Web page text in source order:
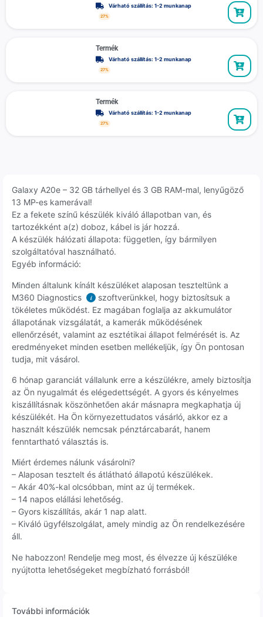
Várható szállítás: 1-2 munkanap
27%
Termék
Várható szállítás: 1-2 munkanap
27%
Termék
Várható szállítás: 1-2 munkanap
27%
Galaxy A20e – 32 GB tárhellyel és 3 GB RAM-mal, lenyűgöző
13 MP-es kamerával!
Ez a fekete színű készülék kiváló állapotban van, és
tartozékként a(z) doboz, kábel is jár hozzá.
A készülék hálózati állapota: független, így bármilyen
szolgáltatóval használható.
Egyéb információ:
Minden általunk kínált készüléket alaposan teszteltünk a
M360 Diagnostics
i
szoftverünkkel, hogy biztosítsuk a
tökéletes működést. Ez magában foglalja az akkumulátor
állapotának vizsgálatát, a kamerák működésének
ellenőrzését, valamint az esztétikai állapot felmérését is. Az
eredményeket minden esetben mellékeljük, így Ön pontosan
tudja, mit vásárol.
6 hónap garanciát vállalunk erre a készülékre, amely biztosítja
az Ön nyugalmát és elégedettségét. A gyors és kényelmes
kiszállításnak köszönhetően akár másnapra megkaphatja új
készülékét. Ha Ön környezettudatos vásárló, akkor ez a
használt készülék nemcsak pénztárcabarát, hanem
fenntartható választás is.
Miért érdemes nálunk vásárolni?
– Alaposan tesztelt és átlátható állapotú készülékek.
– Akár 40%-kal olcsóbban, mint az új termékek.
– 14 napos elállási lehetőség.
– Gyors kiszállítás, akár 1 nap alatt.
– Kiváló ügyfélszolgálat, amely mindig az Ön rendelkezésére
áll.
Ne habozzon! Rendelje meg most, és élvezze új készüléke
nyújtotta lehetőségeket megbízható forrásból!
További információk